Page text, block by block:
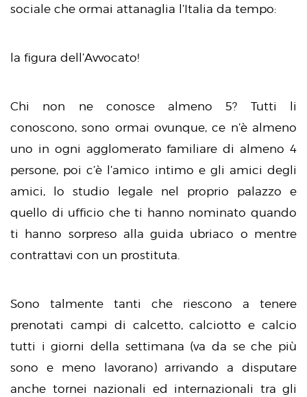
sociale che ormai attanaglia l’Italia da tempo:
la figura dell’Avvocato!
Chi non ne conosce almeno 5? Tutti li
conoscono, sono ormai ovunque, ce n’è almeno
uno in ogni agglomerato familiare di almeno 4
persone, poi c’è l’amico intimo e gli amici degli
amici, lo studio legale nel proprio palazzo e
quello di ufficio che ti hanno nominato quando
ti hanno sorpreso alla guida ubriaco o mentre
contrattavi con un prostituta.
Sono talmente tanti che riescono a tenere
prenotati campi di calcetto, calciotto e calcio
tutti i giorni della settimana (va da se che più
sono e meno lavorano) arrivando a disputare
anche tornei nazionali ed internazionali tra gli